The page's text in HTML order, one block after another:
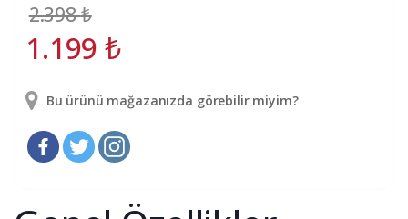
2.398₺
1.199₺
Bu ürünü mağazanızda görebilir miyim?